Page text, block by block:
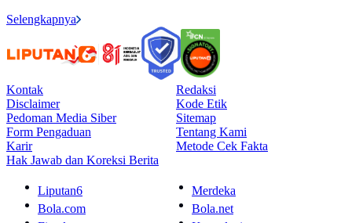
Selengkapnya
Kontak
Redaksi
Disclaimer
Kode Etik
Pedoman Media Siber
Sitemap
Form Pengaduan
Tentang Kami
Karir
Metode Cek Fakta
Hak Jawab dan Koreksi Berita
Liputan6
Merdeka
Bola.com
Bola.net